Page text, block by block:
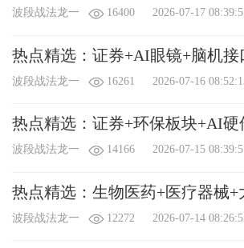
波段战法龙一 16400 2026-07-17
热点精选：证券+AI眼镜+脑机接
波段战法龙一 16261 2026-07-16
热点精选：证券+环保板块+AI硬
波段战法龙一 14166 2026-07-15
热点精选：生物医药+医疗器械+
波段战法龙一 12272 2026-07-14